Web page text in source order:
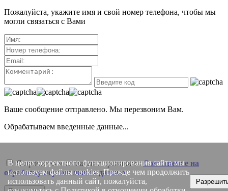
Пожалуйста, укажите имя и свой номер телефона, чтобы мы
могли связаться с Вами
Ваше сообщение отправлено. Мы перезвоним Вам.
Обрабатываем введенные данные...
Я прочитал и согласен с правиламиСоглашение на
обработку персональных данных
В целях корректного функционирования сайта мы
используем файлы cookies. Прежде чем продолжить
использовать данный сайт, пожалуйста,